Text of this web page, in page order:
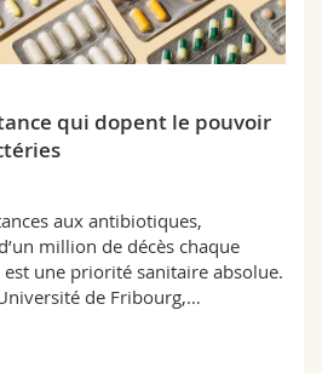
qui dopent le pouvoir
aux antibiotiques,
million de décès chaque
une priorité sanitaire absolue.
de Fribourg,…